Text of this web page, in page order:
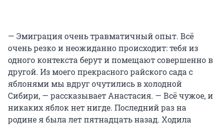
— Эмиграция очень травматичный опыт. Всё
очень резко и неожиданно происходит: тебя из
одного контекста берут и помещают совершенно в
другой. Из моего прекрасного райского сада с
яблонями мы вдруг очутились в холодной
Сибири, — рассказывает Анастасия. — Всё чужое, и
никаких яблок нет нигде. Последний раз на
родине я была лет пятнадцать назад. Ходила